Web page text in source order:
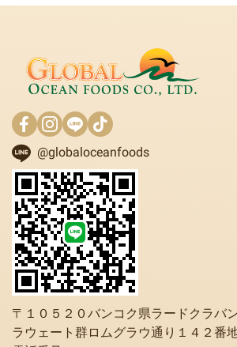
@globaloceanfoods
〒１０５２０バンコク県ラードクラバ
ラウェート群ロムグラウ通り１４２番